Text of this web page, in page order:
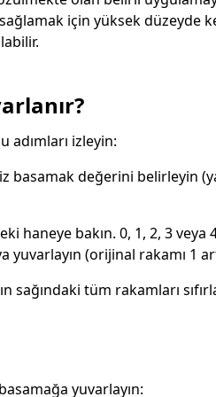
için yüksek düzeyde
adımları izleyin:
basamak değerini belirleyin
haneye bakın. 0, 1, 2, 3 veya
yuvarlayın (orijinal rakamı 1
sağındaki tüm rakamları
yuvarlayın: